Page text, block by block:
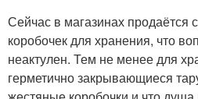
Сейчас в магазинах продаётся
коробочек для хранения, что
неактулен. Тем не менее для
герметично закрывающиеся